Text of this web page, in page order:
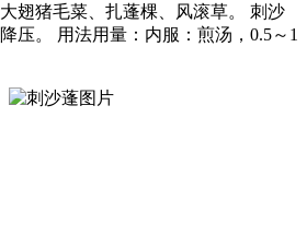
翅猪毛菜、扎蓬棵、风滚草。 刺沙
压。 用法用量：内服：煎汤，0.5～1